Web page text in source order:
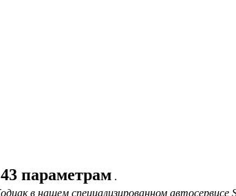
параметрам .
в нашем специализированном автосервисе